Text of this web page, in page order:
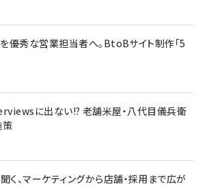
優秀な営業担当者へ。BtoBサイト制作「5
に出ない!? 老舗米屋・八代目儀兵衛
策
く、マーケティングから店舗・採用まで広が